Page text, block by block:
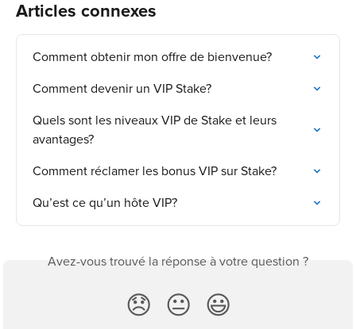
Articles connexes
Comment obtenir mon offre de bienvenue?
Comment devenir un VIP Stake?
Quels sont les niveaux VIP de Stake et leurs
avantages?
Comment réclamer les bonus VIP sur Stake?
Qu’est ce qu’un hôte VIP?
Avez-vous trouvé la réponse à votre question ?
😞 😐 😃